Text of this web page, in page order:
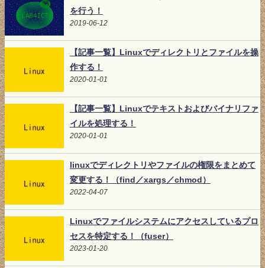
を行う！
2019-06-12
【記事一覧】Linuxでディレクトリとファイルを操
作する！
2020-01-01
【記事一覧】Linuxでテキストおよびバイナリファ
イルを処理する！
2020-01-01
linuxでディレクトリやファイルの権限をまとめて
変更する！（find／xargs／chmod）
2022-04-07
Linuxでファイルシステムにアクセスしているプロ
セスを特定する！（fuser）
2023-01-20